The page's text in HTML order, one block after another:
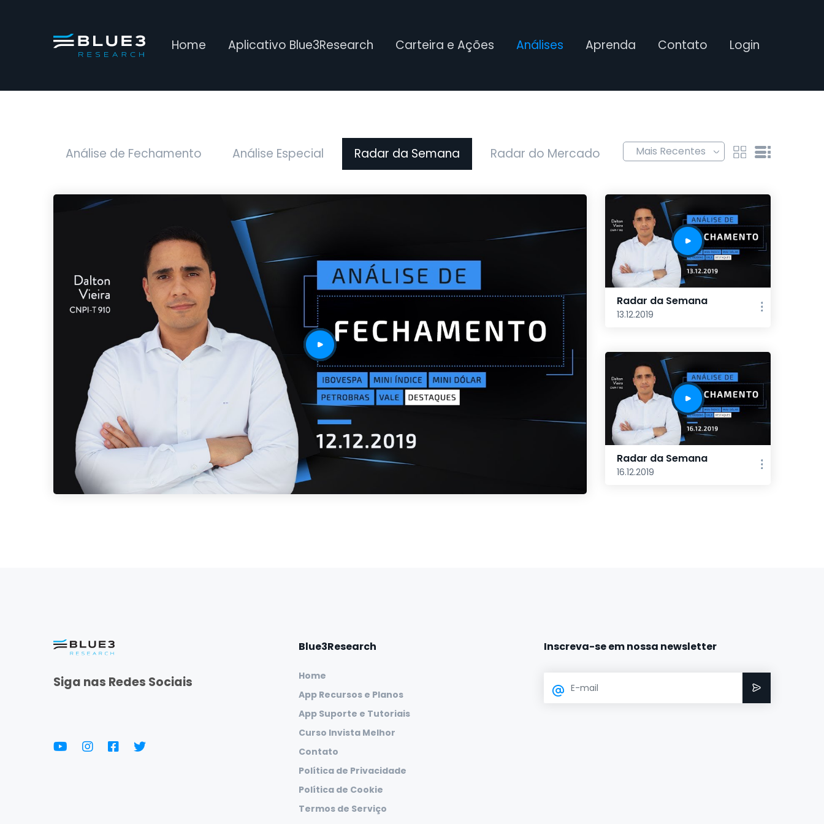
Home Aplicativo Blue3Research Carteira e Ações Análises Aprenda Contato Login
Análise de Fechamento Análise Especial Radar da Semana Radar do Mercado
Radar da Semana
13.12.2019
Radar da Semana
16.12.2019
Siga nas Redes Sociais
Blue3Research
Home
App Recursos e Planos
App Suporte e Tutoriais
Curso Invista Melhor
Contato
Política de Privacidade
Política de Cookie
Termos de Serviço
Inscreva-se em nossa newsletter